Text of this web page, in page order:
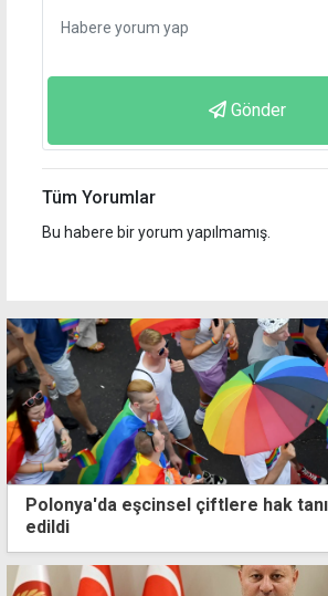
Gönder
Tüm Yorumlar
Bu habere bir yorum yapılmamış.
Polonya'da eşcinsel çiftlere hak
edildi